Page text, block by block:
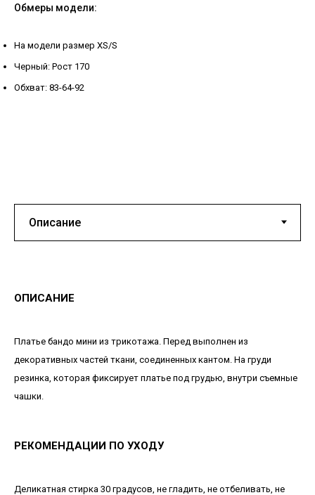
Обмеры модели:
На модели размер XS/S
Черный: Рост 170
Обхват: 83-64-92
ОПИСАНИЕ
Платье бандо мини из трикотажа. Перед выполнен из
декоративных частей ткани, соединенных кантом. На груди
резинка, которая фиксирует платье под грудью, внутри съемные
чашки.
РЕКОМЕНДАЦИИ ПО УХОДУ
Деликатная стирка 30 градусов, не гладить, не отбеливать, не